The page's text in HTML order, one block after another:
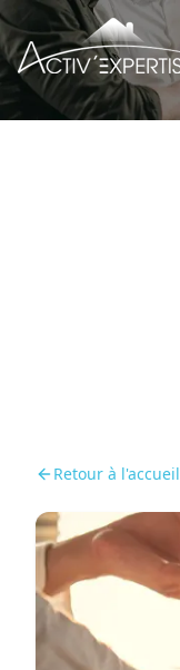
Retour à l'accueil